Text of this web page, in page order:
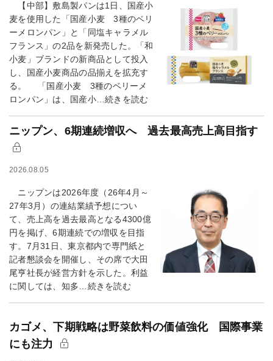
【中部】敷島製パンは1日、国産小
麦を使用した「国産小麦 3種のベリ
ーメロンパン」と「同塩キャラメル
フランス」の2品を新発売した。「和
小麦」ブランドの新商品として投入
し、国産小麦商品の品揃えを拡充す
る。 「国産小麦 3種のベリーメ
ロンパン」は、国産小…続きを読む
ニップン、6期連続増収へ 過去最高売上高目指す
2026.08.05
ニップンは2026年度（26年4月～
27年3月）の連結業績予想につい
て、売上高を過去最高となる4300億
円を掲げ、6期連続での増収を目指
す。7月31日、東京都内で専門紙と
記者懇談会を開催し、その席で大田
尾亨社長が経営方針を示した。利益
に関しては、知多…続きを読む
カゴメ、下期戦略は野菜飲料の価値強化 国際事業
にも注力